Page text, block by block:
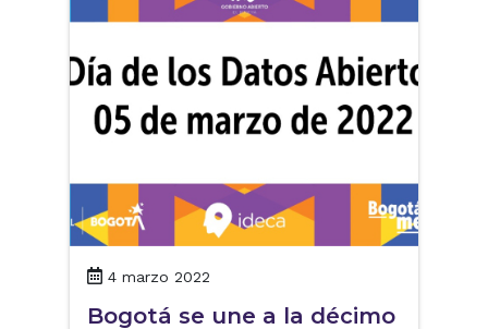
4 marzo 2022
Bogotá se une a la décimo